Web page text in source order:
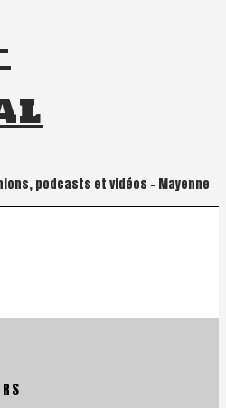
podcasts et vidéos – Mayenne